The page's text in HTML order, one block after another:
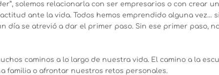
solemos relacionarla con ser empresarios o con crear
ante la vida. Todos hemos emprendido alguna vez…
día se atrevió a dar el primer paso. Sin ese primer paso,
caminos a lo largo de nuestra vida. El camino a la
familia o afrontar nuestros retos personales.